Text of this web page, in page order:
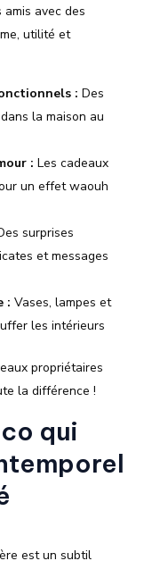
avec des
utilité et
: Des
la maison au
: Les cadeaux
un effet waouh
surprises
et messages
: Vases, lampes et
les intérieurs
propriétaires
la différence !
qui
est un subtil